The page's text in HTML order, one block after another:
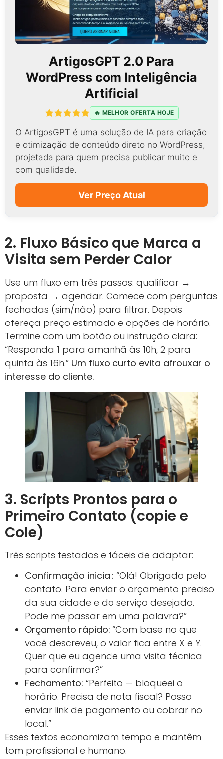
ArtigosGPT 2.0 Para
WordPress com Inteligência
Artificial
🔥 MELHOR OFERTA HOJE
O ArtigosGPT é uma solução de IA para criação
e otimização de conteúdo direto no WordPress,
projetada para quem precisa publicar muito e
com qualidade.
Ver Preço Atual
2. Fluxo Básico que Marca a
Visita sem Perder Calor
Use um fluxo em três passos: qualificar →
proposta → agendar. Comece com perguntas
fechadas (sim/não) para filtrar. Depois
ofereça preço estimado e opções de horário.
Termine com um botão ou instrução clara:
“Responda 1 para amanhã às 10h, 2 para
quinta às 16h.” Um fluxo curto evita afrouxar o
interesse do cliente.
3. Scripts Prontos para o
Primeiro Contato (copie e
Cole)
Três scripts testados e fáceis de adaptar:
Confirmação inicial: “Olá! Obrigado pelo
contato. Para enviar o orçamento preciso
da sua cidade e do serviço desejado.
Pode me passar em uma palavra?”
Orçamento rápido: “Com base no que
você descreveu, o valor fica entre X e Y.
Quer que eu agende uma visita técnica
para confirmar?”
Fechamento: “Perfeito — bloqueei o
horário. Precisa de nota fiscal? Posso
enviar link de pagamento ou cobrar no
local.”
Esses textos economizam tempo e mantêm
tom profissional e humano.